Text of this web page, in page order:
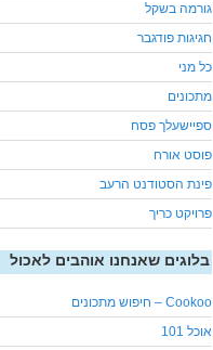
גורמה בשקל
חגיגות פודגבר
כל מני
מתכונים
ספיישעלך פסח
פוסט אורח
פינת הסטודנט הרעב
פרויקט כריך
בלוגים שאנחנו אוהבים לאכול
Cookoo – חיפוש מתכונים
אוכל 101